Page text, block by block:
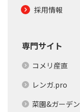
採用情報
専門サイト
コメリ産直
レンガ.pro
菜園&ガーデン